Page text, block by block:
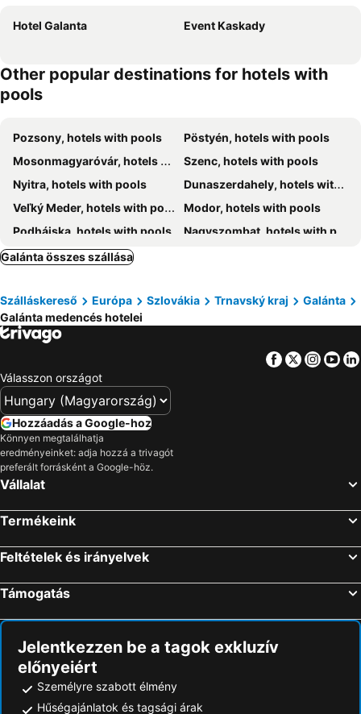
Hotel Galanta Event Kaskady
Other popular destinations for hotels with
pools
Pozsony, hotels with pools
Pöstyén, hotels with pools
Mosonmagyaróvár, hotels with pools
Szenc, hotels with pools
Nyitra, hotels with pools
Dunaszerdahely, hotels with pools
Veľký Meder, hotels with pools
Modor, hotels with pools
Podhájska, hotels with pools
Nagyszombat, hotels with pools
Ésekújvár, hotels with pools
Lipót, hotels with pools
Vágsellye, hotels with pools
Galgóc, hotels with pools
Moraván, hotels with pools
Trávnica, hotels with pools
Csukárd-Terlény, hotels with pools
Galánta összes szállása
Szálláskereső Európa Szlovákia Trnavský kraj
Galánta
Galánta medencés hotelei
Facebook
Twitter
Válasszon országot
Hozzáadás a Google-hoz
Könnyen megtalálhatja
eredményeinket: adja hozzá a trivagót
preferált forrásként a Google-höz.
Vállalat
Termékeink
Feltételek és irányelvek
Támogatás
Jelentkezzen be a tagok exkluzív
előnyeiért
Személyre szabott élmény
Hűségajánlatok és tagsági árak